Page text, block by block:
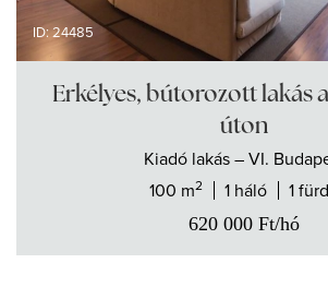
ID: 24485
Erkélyes, bútorozott lakás
úton
Kiadó lakás – VI.
100 m2 1 háló 1
620 000 Ft/hó